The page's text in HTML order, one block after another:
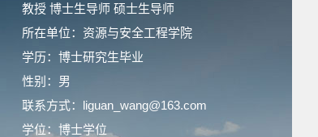
教授 博士生导师 硕士生导师
所在单位：资源与安全工程学院
学历：博士研究生毕业
性别：男
联系方式：liguan_wang@163.com
学位：博士学位